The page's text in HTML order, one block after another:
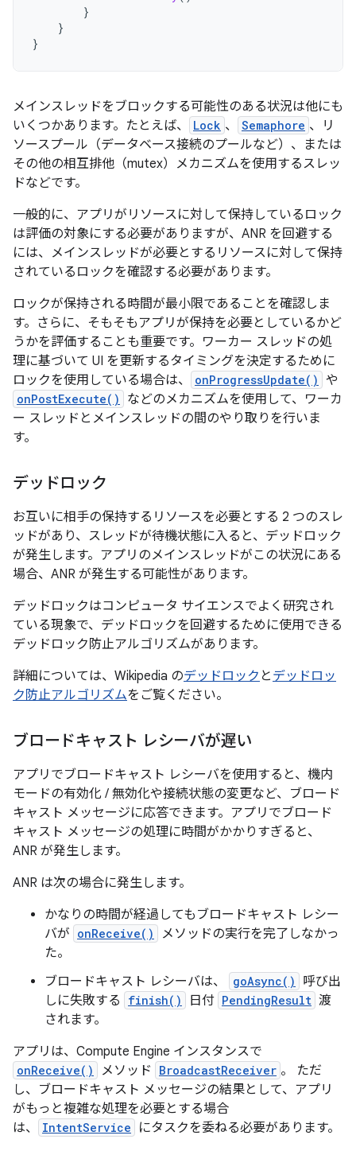
}
}
}
メインスレッドをブロックする可能性のある状況は他にも
いくつかあります。たとえば、
Lock 、 Semaphore 、リ
ソースプール（データベース接続のプールなど）、または
その他の相互排他（mutex）メカニズムを使用するスレッ
ドなどです。
一般的に、アプリがリソースに対して保持しているロック
は評価の対象にする必要がありますが、ANR を回避する
には、メインスレッドが必要とするリソースに対して保持
されているロックを確認する必要があります。
ロックが保持される時間が最小限であることを確認しま
す。さらに、そもそもアプリが保持を必要としているかど
うかを評価することも重要です。ワーカー スレッドの処
理に基づいて UI を更新するタイミングを決定するために
ロックを使用している場合は、
onProgressUpdate() や
onPostExecute()
などのメカニズムを使用して、ワーカ
ー スレッドとメインスレッドの間のやり取りを行いま
す。
デッドロック
お互いに相手の保持するリソースを必要とする 2 つのスレ
ッドがあり、スレッドが待機状態に入ると、デッドロック
が発生します。アプリのメインスレッドがこの状況にある
場合、ANR が発生する可能性があります。
デッドロックはコンピュータ サイエンスでよく研究され
ている現象で、デッドロックを回避するために使用できる
デッドロック防止アルゴリズムがあります。
詳細については、Wikipedia のデッドロック と デッドロッ
ク防止アルゴリズムをご覧ください。
ブロードキャスト レシーバが遅い
アプリでブロードキャスト レシーバを使用すると、機内
モードの有効化 / 無効化や接続状態の変更など、ブロード
キャスト メッセージに応答できます。アプリでブロード
キャスト メッセージの処理に時間がかかりすぎると、
ANR が発生します。
ANR は次の場合に発生します。
かなりの時間が経過してもブロードキャスト レシー
バが onReceive()
メソッドの実行を完了しなかっ
た。
ブロードキャスト レシーバは、
goAsync()
呼び出
しに失敗する
finish() 日付 PendingResult 渡
されます。
アプリは、Compute Engine インスタンスで
onReceive() メソッド BroadcastReceiver 。 ただ
し、ブロードキャスト メッセージの結果として、アプリ
がもっと複雑な処理を必要とする場合
は、
IntentService
にタスクを委ねる必要があります。